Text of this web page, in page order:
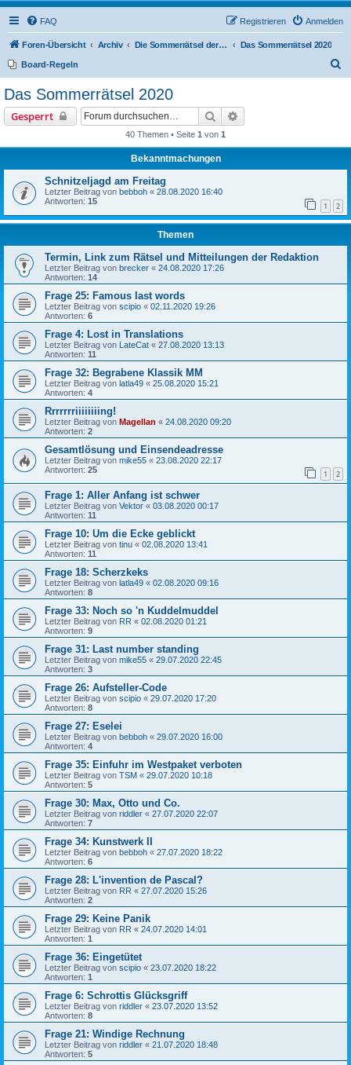
FAQ Anmelden
Registrieren
Foren-Übersicht Archiv Die Sommerrätsel der Rätselnasen Das Sommerrätsel 2020
Board-Regeln
Das Sommerrätsel 2020
Gesperrt Suche
40 Themen • Seite 1 von 1
Bekanntmachungen
Schnitzeljagd am Freitag
Letzter Beitrag von bebboh « 28.08.2020 16:40
Antworten: 15 1 2
Themen
Termin, Link zum Rätsel und Mitteilungen der Redaktion
Letzter Beitrag von brecker « 24.08.2020 17:26
Antworten: 14
Frage 25: Famous last words
Letzter Beitrag von scipio « 02.11.2020 19:26
Antworten: 6
Frage 4: Lost in Translations
Letzter Beitrag von LateCat « 27.08.2020 13:13
Antworten: 11
Frage 32: Begrabene Klassik MM
Letzter Beitrag von latla49 « 25.08.2020 15:21
Antworten: 4
Rrrrrrriiiiiiiing!
Letzter Beitrag von Magellan « 24.08.2020 09:20
Antworten: 2
Gesamtlösung und Einsendeadresse
Letzter Beitrag von mike55 « 23.08.2020 22:17
Antworten: 25 1 2
Frage 1: Aller Anfang ist schwer
Letzter Beitrag von Vektor « 03.08.2020 00:17
Antworten: 11
Frage 10: Um die Ecke geblickt
Letzter Beitrag von tinu « 02.08.2020 13:41
Antworten: 11
Frage 18: Scherzkeks
Letzter Beitrag von latla49 « 02.08.2020 09:16
Antworten: 8
Frage 33: Noch so 'n Kuddelmuddel
Letzter Beitrag von RR « 02.08.2020 01:21
Antworten: 9
Frage 31: Last number standing
Letzter Beitrag von mike55 « 29.07.2020 22:45
Antworten: 3
Frage 26: Aufsteller-Code
Letzter Beitrag von scipio « 29.07.2020 17:20
Antworten: 8
Frage 27: Eselei
Letzter Beitrag von bebboh « 29.07.2020 16:00
Antworten: 4
Frage 35: Einfuhr im Westpaket verboten
Letzter Beitrag von TSM « 29.07.2020 10:18
Antworten: 5
Frage 30: Max, Otto und Co.
Letzter Beitrag von riddler « 27.07.2020 22:07
Antworten: 7
Frage 34: Kunstwerk II
Letzter Beitrag von bebboh « 27.07.2020 18:22
Antworten: 6
Frage 28: L'invention de Pascal?
Letzter Beitrag von RR « 27.07.2020 15:26
Antworten: 2
Frage 29: Keine Panik
Letzter Beitrag von RR « 24.07.2020 14:01
Antworten: 1
Frage 36: Eingetütet
Letzter Beitrag von scipio « 23.07.2020 18:22
Antworten: 1
Frage 6: Schrottis Glücksgriff
Letzter Beitrag von riddler « 23.07.2020 13:52
Antworten: 8
Frage 21: Windige Rechnung
Letzter Beitrag von riddler « 21.07.2020 18:48
Antworten: 5